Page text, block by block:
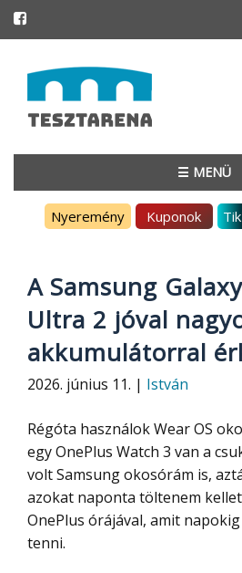
to
content
☰ MENÜ
Nyeremény Kuponok
A Samsung
Ultra 2 jóval
akkumulátorral
2026. június 11. | István
Régóta használok Wear OS
egy OnePlus Watch 3 van a
volt Samsung okosórám is,
azokat naponta töltenem
OnePlus órájával, amit
tenni.